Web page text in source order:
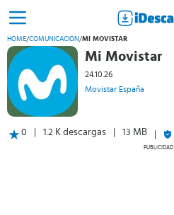
HOME/COMUNICACIÓN/MI MOVISTAR
Mi Movistar
24.10.26
Movistar España
0 1.2 K descargas 13 MB
PUBLICIDAD